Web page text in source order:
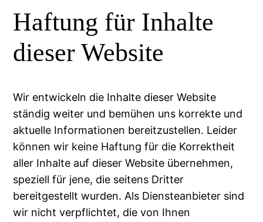
Haftung für Inhalte
dieser Website
Wir entwickeln die Inhalte dieser Website
ständig weiter und bemühen uns korrekte und
aktuelle Informationen bereitzustellen. Leider
können wir keine Haftung für die Korrektheit
aller Inhalte auf dieser Website übernehmen,
speziell für jene, die seitens Dritter
bereitgestellt wurden. Als Diensteanbieter sind
wir nicht verpflichtet, die von Ihnen